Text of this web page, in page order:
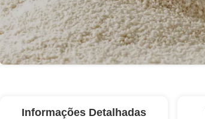
Informações Detalhadas